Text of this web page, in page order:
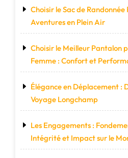
Choisir le Sac de
Aventures en Plein Air
Choisir le Meilleur Pantalon
Femme : Confort et
Élégance en Déplacement :
Voyage Longchamp
Les Engagements :
Intégrité et Impact sur le